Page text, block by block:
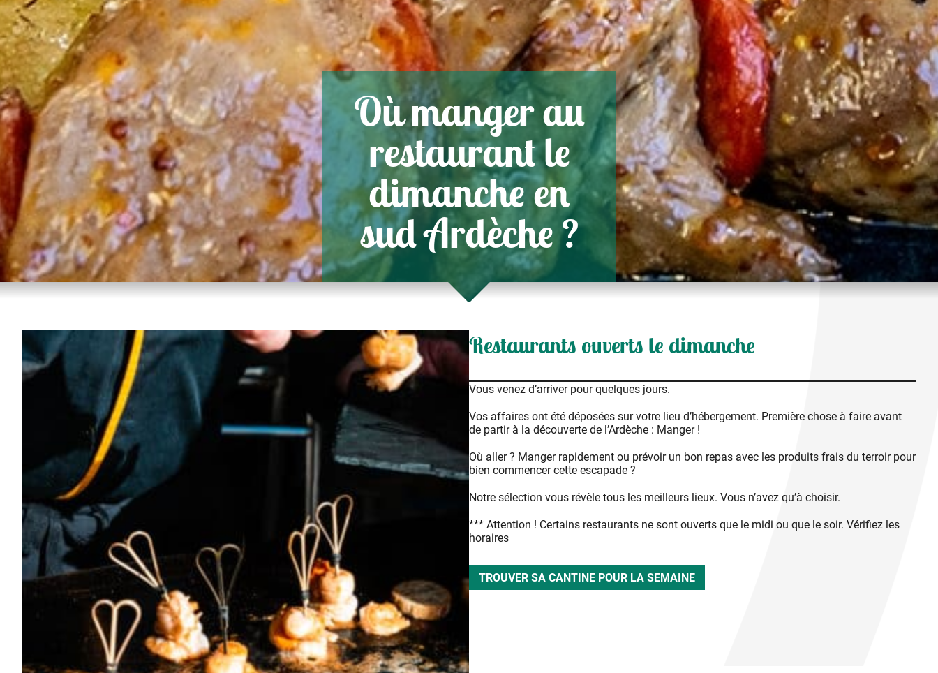
Où manger au
restaurant le
dimanche en
sud Ardèche ?
Restaurants ouverts le dimanche
Vous venez d’arriver pour quelques jours.
Vos affaires ont été déposées sur votre lieu d’hébergement. Première chose à faire avant
de partir à la découverte de l’Ardèche : Manger !
Où aller ? Manger rapidement ou prévoir un bon repas avec les produits frais du terroir pour
bien commencer cette escapade ?
Notre sélection vous révèle tous les meilleurs lieux. Vous n’avez qu’à choisir.
*** Attention ! Certains restaurants ne sont ouverts que le midi ou que le soir. Vérifiez les
horaires
TROUVER SA CANTINE POUR LA SEMAINE